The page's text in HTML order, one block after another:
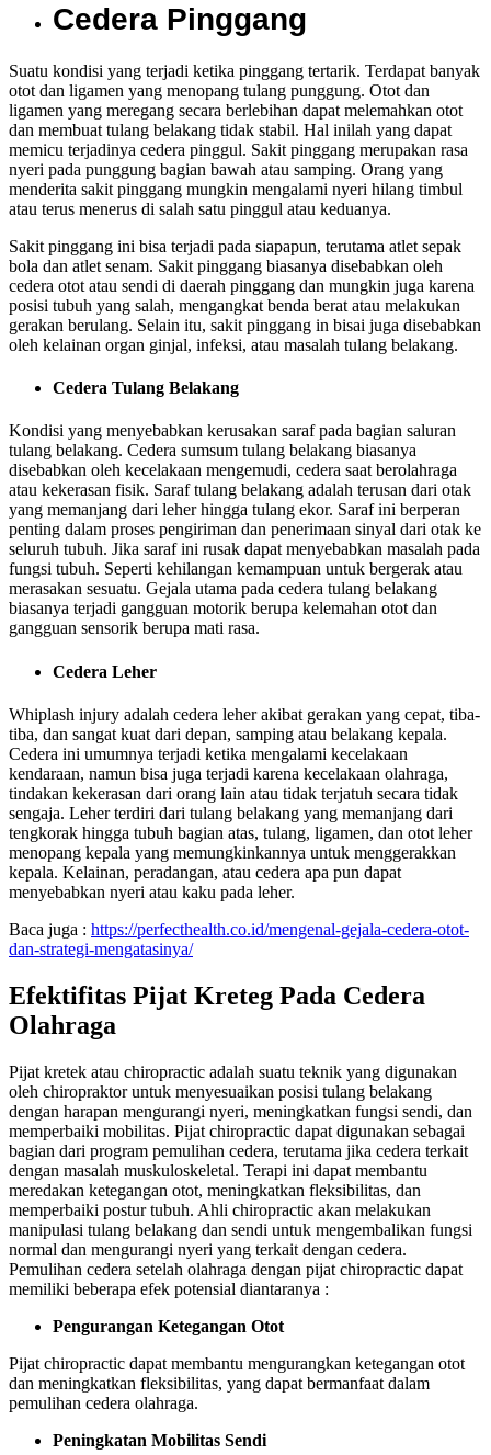
Cedera Pinggang
Suatu kondisi yang terjadi ketika pinggang tertarik. Terdapat banyak
otot dan ligamen yang menopang tulang punggung. Otot dan
ligamen yang meregang secara berlebihan dapat melemahkan otot
dan membuat tulang belakang tidak stabil. Hal inilah yang dapat
memicu terjadinya cedera pinggul. Sakit pinggang merupakan rasa
nyeri pada punggung bagian bawah atau samping. Orang yang
menderita sakit pinggang mungkin mengalami nyeri hilang timbul
atau terus menerus di salah satu pinggul atau keduanya.
Sakit pinggang ini bisa terjadi pada siapapun, terutama atlet sepak
bola dan atlet senam. Sakit pinggang biasanya disebabkan oleh
cedera otot atau sendi di daerah pinggang dan mungkin juga karena
posisi tubuh yang salah, mengangkat benda berat atau melakukan
gerakan berulang. Selain itu, sakit pinggang in bisai juga disebabkan
oleh kelainan organ ginjal, infeksi, atau masalah tulang belakang.
Cedera Tulang Belakang
Kondisi yang menyebabkan kerusakan saraf pada bagian saluran
tulang belakang. Cedera sumsum tulang belakang biasanya
disebabkan oleh kecelakaan mengemudi, cedera saat berolahraga
atau kekerasan fisik. Saraf tulang belakang adalah terusan dari otak
yang memanjang dari leher hingga tulang ekor. Saraf ini berperan
penting dalam proses pengiriman dan penerimaan sinyal dari otak ke
seluruh tubuh. Jika saraf ini rusak dapat menyebabkan masalah pada
fungsi tubuh. Seperti kehilangan kemampuan untuk bergerak atau
merasakan sesuatu. Gejala utama pada cedera tulang belakang
biasanya terjadi gangguan motorik berupa kelemahan otot dan
gangguan sensorik berupa mati rasa.
Cedera Leher
Whiplash injury adalah cedera leher akibat gerakan yang cepat, tiba-
tiba, dan sangat kuat dari depan, samping atau belakang kepala.
Cedera ini umumnya terjadi ketika mengalami kecelakaan
kendaraan, namun bisa juga terjadi karena kecelakaan olahraga,
tindakan kekerasan dari orang lain atau tidak terjatuh secara tidak
sengaja. Leher terdiri dari tulang belakang yang memanjang dari
tengkorak hingga tubuh bagian atas, tulang, ligamen, dan otot leher
menopang kepala yang memungkinkannya untuk menggerakkan
kepala. Kelainan, peradangan, atau cedera apa pun dapat
menyebabkan nyeri atau kaku pada leher.
Baca juga : https://perfecthealth.co.id/mengenal-gejala-cedera-otot-
dan-strategi-mengatasinya/
Efektifitas Pijat Kreteg Pada Cedera
Olahraga
Pijat kretek atau chiropractic adalah suatu teknik yang digunakan
oleh chiropraktor untuk menyesuaikan posisi tulang belakang
dengan harapan mengurangi nyeri, meningkatkan fungsi sendi, dan
memperbaiki mobilitas. Pijat chiropractic dapat digunakan sebagai
bagian dari program pemulihan cedera, terutama jika cedera terkait
dengan masalah muskuloskeletal. Terapi ini dapat membantu
meredakan ketegangan otot, meningkatkan fleksibilitas, dan
memperbaiki postur tubuh. Ahli chiropractic akan melakukan
manipulasi tulang belakang dan sendi untuk mengembalikan fungsi
normal dan mengurangi nyeri yang terkait dengan cedera.
Pemulihan cedera setelah olahraga dengan pijat chiropractic dapat
memiliki beberapa efek potensial diantaranya :
Pengurangan Ketegangan Otot
Pijat chiropractic dapat membantu mengurangkan ketegangan otot
dan meningkatkan fleksibilitas, yang dapat bermanfaat dalam
pemulihan cedera olahraga.
Peningkatan Mobilitas Sendi